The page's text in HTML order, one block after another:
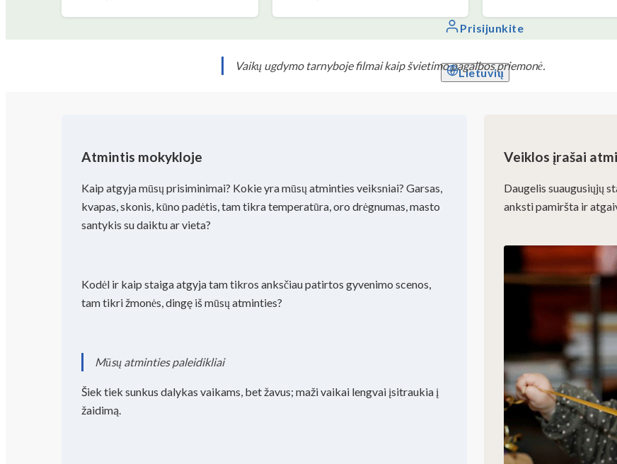
Prisijunkite
Lietuvių
Vaikų ugdymo tarnyboje filmai kaip švietimo pagalbos priemonė.
Atmintis mokykloje
Kaip atgyja mūsų prisiminimai? Kokie yra mūsų atminties veiksniai? Garsas,
kvapas, skonis, kūno padėtis, tam tikra temperatūra, oro drėgnumas, masto
santykis su daiktu ar vieta?
Kodėl ir kaip staiga atgyja tam tikros anksčiau patirtos gyvenimo scenos,
tam tikri žmonės, dingę iš mūsų atminties?
Mūsų atminties paleidikliai
Šiek tiek sunkus dalykas vaikams, bet žavus; maži vaikai lengvai įsitraukia į
žaidimą.
Veiklos įrašai
Daugelis suaugusiųjų
anksti pamiršta ir